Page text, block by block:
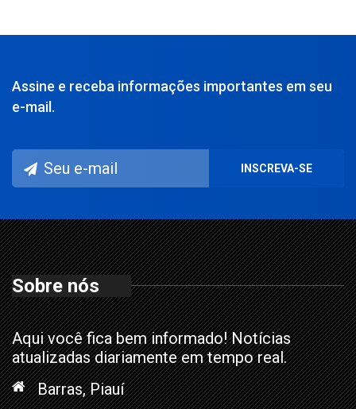
Assine e receba informações importantes em seu
e-mail.
Sobre nós
Aqui você fica bem informado! Notícias
atualizadas diariamente em tempo real.
Barras, Piauí